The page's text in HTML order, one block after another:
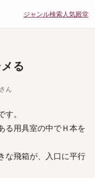
ジャンル検索人気殿堂
る
ん
。
る用具室の中でＨ本を
な飛箱が、入口に平行